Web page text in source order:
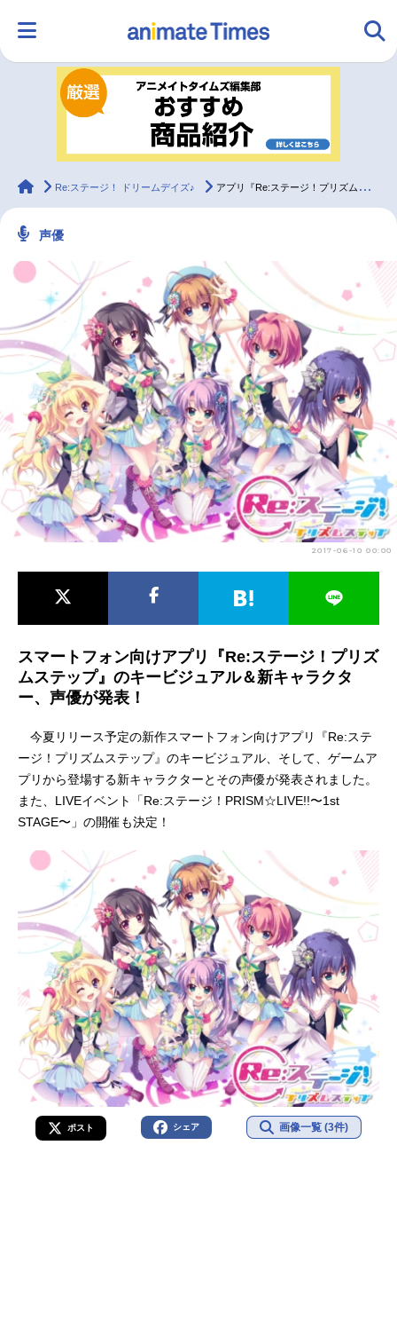
ランキング アニメ
ラジオ グッズ
2.5次元 配信・Vtuber トレンド 無料マンガ
最新記事一覧
アニメ記事一覧 声優記事一覧
アニメ映画一覧 実写化映画一覧
今期アニメ曜日別一覧
春アニメ 夏アニメ
秋アニメ 冬アニメ
animateTimes
Re:ステージ！ ドリームデイズ♪ アプリ『Re:ステージ！プリズムステップ』新キャラクターが発表！
声優
2017-06-10 00:00
スマートフォン向けアプリ『Re:ステージ！プリズ
ムステップ』のキービジュアル＆新キャラクタ
ー、声優が発表！
今夏リリース予定の新作スマートフォン向けアプリ『Re:ステ
ージ！プリズムステップ』のキービジュアル、そして、ゲームア
プリから登場する新キャラクターとその声優が発表されました。
また、LIVEイベント「Re:ステージ！PRISM☆LIVE!!〜1st
STAGE〜」の開催も決定！
ポスト シェア 画像一覧 (3件)